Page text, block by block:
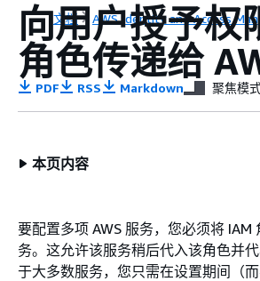
文档 AWS Identity and Access
向用户授予权
角色传递给
PDF RSS Markdown 聚焦模
本页内容
要配置多项 AWS 服务，您必须将 IAM
务。这允许该服务稍后代入该角色并
于大多数服务，您只需在设置期间（